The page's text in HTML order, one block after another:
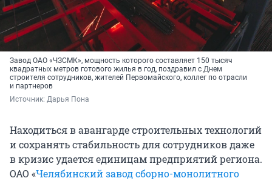
Завод ОАО «ЧЗСМК», мощность которого составляет 150 тысяч
квадратных метров готового жилья в год, поздравил с Днем
строителя сотрудников, жителей Первомайского, коллег по отрасли
и партнеров
Источник: Дарья Пона
Находиться в авангарде строительных технологий
и сохранять стабильность для сотрудников даже
в кризис удается единицам предприятий региона.
ОАО «Челябинский завод сборно-монолитного